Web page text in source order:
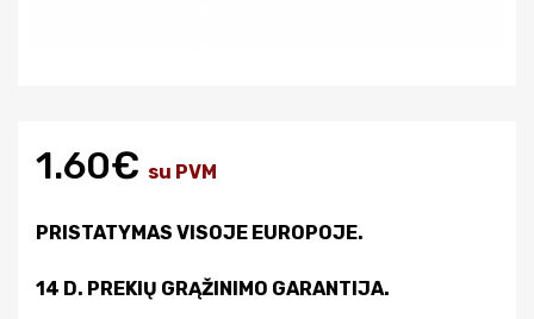
1.60€ su PVM
PRISTATYMAS VISOJE EUROPOJE.
14 D. PREKIŲ GRĄŽINIMO GARANTIJA.